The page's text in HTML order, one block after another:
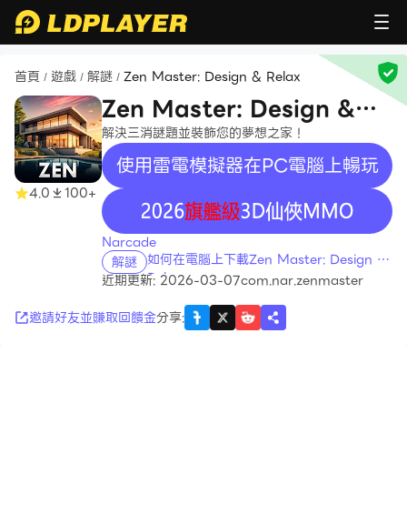
首頁 / 遊戲 / 解謎 / Zen Master: Design & Relax
4.0 100+
Zen Master: Design &
Relax
解決三消謎題並裝飾您的夢想之家！
使用雷電模擬器在PC電腦上暢玩
recommend
Narcade
解謎 如何在電腦上下載Zen Master: Design &
Relax
近期更新: 2026-03-07com.nar.zenmaster
邀請好友並賺取回饋金分享: